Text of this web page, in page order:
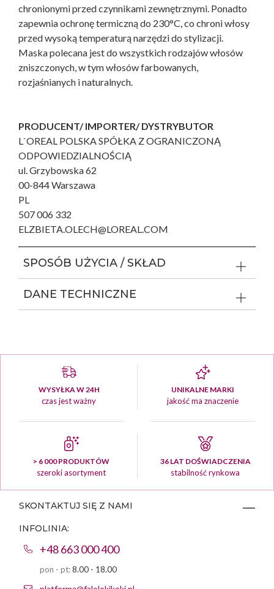
chronionymi przed czynnikami zewnętrznymi. Ponadto
zapewnia ochronę termiczną do 230°C, co chroni włosy
przed wysoką temperaturą narzędzi do stylizacji.
Maska polecana jest do wszystkich rodzajów włosów
zniszczonych, w tym włosów farbowanych,
rozjaśnianych i naturalnych.
PRODUCENT/ IMPORTER/ DYSTRYBUTOR
L`OREAL POLSKA SPÓŁKA Z OGRANICZONĄ
ODPOWIEDZIALNOŚCIĄ
ul. Grzybowska 62
00-844 Warszawa
PL
507 006 332
ELZBIETA.OLECH@LOREAL.COM
SPOSÓB UŻYCIA / SKŁAD
DANE TECHNICZNE
WYSYŁKA W 24H
czas jest ważny
UNIKALNE MARKI
jakość ma znaczenie
> 6 000 PRODUKTÓW
szeroki asortyment
36 LAT DOŚWIADCZENIA
stabilność rynkowa
SKONTAKTUJ SIĘ Z NAMI
INFOLINIA:
+48 663 000 400
pon - pt:8.00 - 18.00